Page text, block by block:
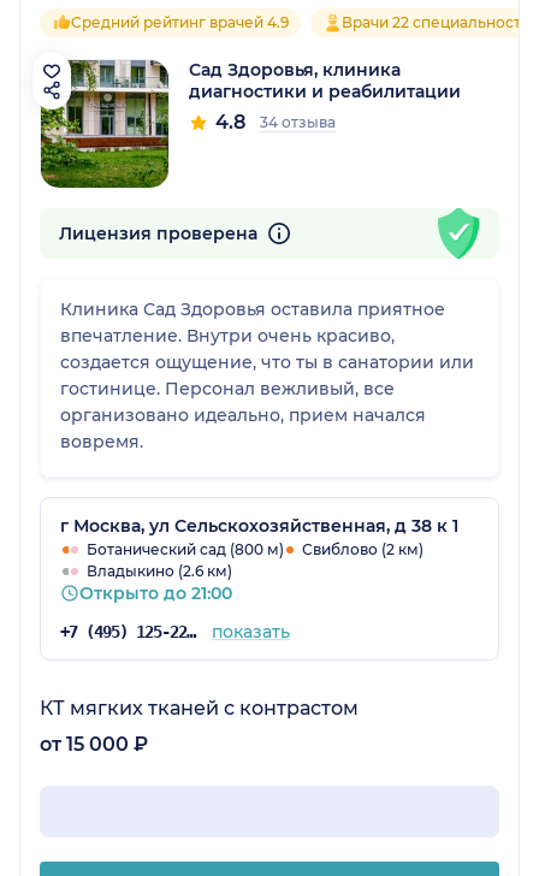
Средний рейтинг врачей 4.9 Врачи 22 специальностей
Сад Здоровья, клиника
диагностики и реабилитации
4.8 34 отзыва
Лицензия проверена
Клиника Сад Здоровья оставила приятное
впечатление. Внутри очень красиво,
создается ощущение, что ты в санатории или
гостинице. Персонал вежливый, все
организовано идеально, прием начался
вовремя.
г Москва, ул Сельскохозяйственная, д 38 к 1
Ботанический сад (800 м)
Свиблово (2 км)
Владыкино (2.6 км)
Открыто до 21:00
+7 (495) 125-22-10 показать
КТ мягких тканей с контрастом
от 15 000 ₽